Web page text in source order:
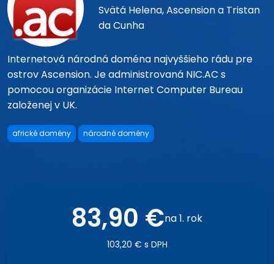
Svätá Helena, Ascension a Tristan
da Cunha
Internetová národná doména najvyššieho rádu pre
ostrov Ascension. Je administrovaná NIC.AC s
pomocou organizácie Internet Computer Bureau
založenej v UK.
africké domény národné domény
83,90 €na 1. rok
103,20 € s DPH